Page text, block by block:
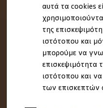
αυτά τα cookies
της
ιστότοπου και
μπορούμε να
επισκεψιμότητα
ιστότοπου και
των επισκεπτών
Volkswagen
Γνήσια αξεσουάρ
Γνήσια
Εσωτερική
Λύσεις
Ψυχαγωγία
Εξατομίκευση
Επιτοίχιος
Συλλογές